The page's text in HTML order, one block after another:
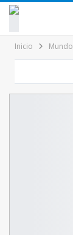
contenido
Inicio Mundo